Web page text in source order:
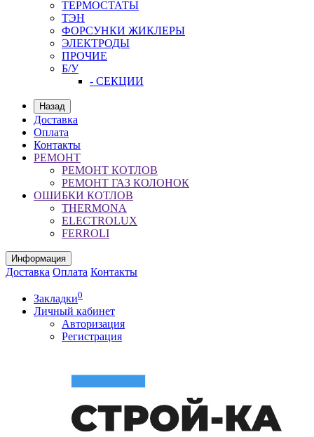
ТЕРМОСТАТЫ
ТЭН
ФОРСУНКИ ЖИКЛЕРЫ
ЭЛЕКТРОДЫ
ПРОЧИЕ
Б/У
- СЕКЦИИ
Назад
Доставка
Оплата
Контакты
РЕМОНТ
РЕМОНТ КОТЛОВ
РЕМОНТ ГАЗ КОЛОНОК
ОШИБКИ КОТЛОВ
THERMONA
ELECTROLUX
FERROLI
Информация
Доставка Оплата Контакты
Закладки0
Личный кабинет
Авторизация
Регистрация